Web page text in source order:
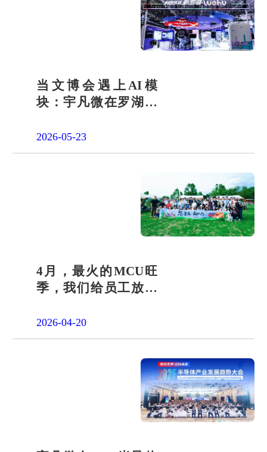
当文博会遇上AI模
块：宇凡微在罗湖展
答卷
2026-05-23
4月，最火的MCU旺
季，我们给员工放了
2026-04-20